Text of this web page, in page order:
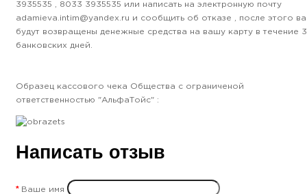
3935535 , 8033 3935535 или написать на электронную почту
adamieva.intim@yandex.ru и сообщить об отказе , после этого
будут возвращены денежные средства на вашу карту в течение
банковских дней.
Образец кассового чека Общества с ограниченой
ответственностью "АльфаТойс" :
Написать отзыв
Ваше имя